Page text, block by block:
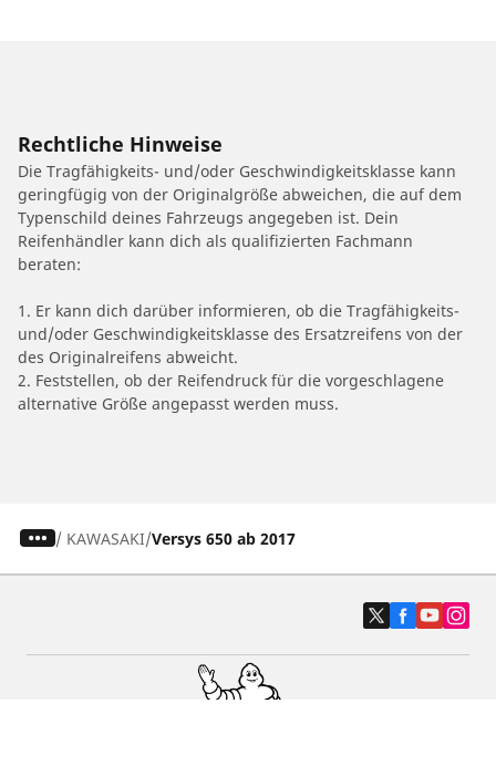
Rechtliche Hinweise
Die Tragfähigkeits- und/oder Geschwindigkeitsklasse kann
geringfügig von der Originalgröße abweichen, die auf dem
Typenschild deines Fahrzeugs angegeben ist. Dein
Reifenhändler kann dich als qualifizierten Fachmann
beraten:
1. Er kann dich darüber informieren, ob die Tragfähigkeits-
und/oder Geschwindigkeitsklasse des Ersatzreifens von der
des Originalreifens abweicht.
2. Feststellen, ob der Reifendruck für die vorgeschlagene
alternative Größe angepasst werden muss.
/ KAWASAKI Versys 650 ab 2017